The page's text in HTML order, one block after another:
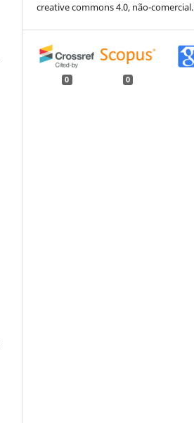
creative commons 4.0, não-comercial.
0 0